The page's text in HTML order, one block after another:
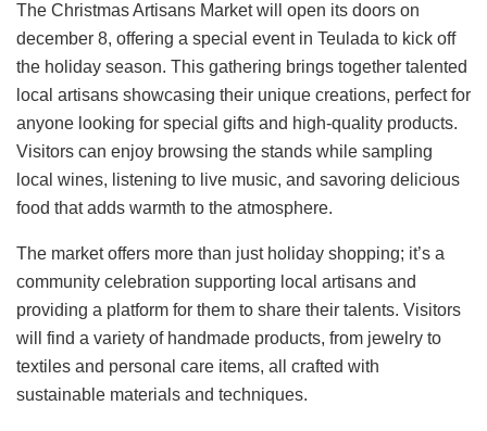
The Christmas Artisans Market will open its doors on
december 8, offering a special event in Teulada to kick off
the holiday season. This gathering brings together talented
local artisans showcasing their unique creations, perfect for
anyone looking for special gifts and high-quality products.
Visitors can enjoy browsing the stands while sampling
local wines, listening to live music, and savoring delicious
food that adds warmth to the atmosphere.
The market offers more than just holiday shopping; it’s a
community celebration supporting local artisans and
providing a platform for them to share their talents. Visitors
will find a variety of handmade products, from jewelry to
textiles and personal care items, all crafted with
sustainable materials and techniques.